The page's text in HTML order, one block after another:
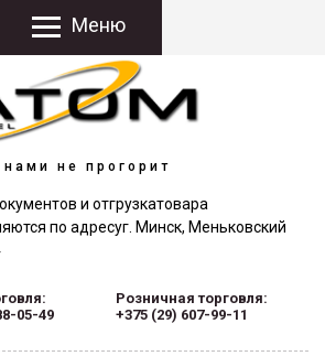
Меню
нами не прогорит
и отгрузкатовара
по адресуг. Минск, Меньковский
05-49
Розничная торговля:
+375 (29) 607-99-11